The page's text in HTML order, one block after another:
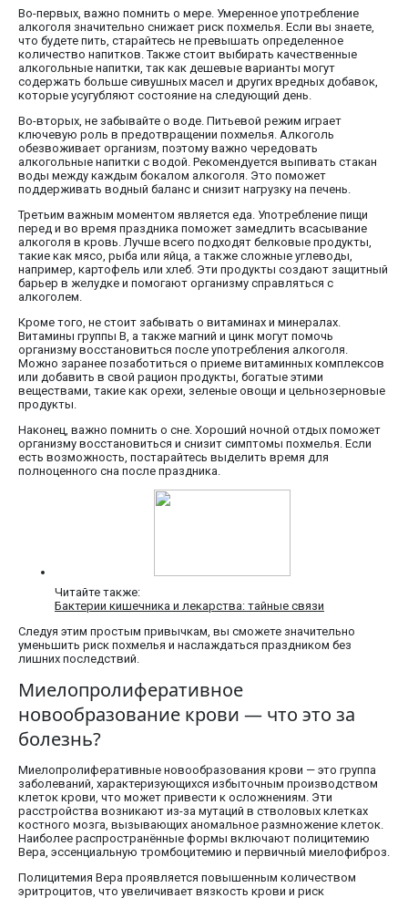
Во-первых, важно помнить о мере. Умеренное употребление
алкоголя значительно снижает риск похмелья. Если вы знаете,
что будете пить, старайтесь не превышать определенное
количество напитков. Также стоит выбирать качественные
алкогольные напитки, так как дешевые варианты могут
содержать больше сивушных масел и других вредных добавок,
которые усугубляют состояние на следующий день.
Во-вторых, не забывайте о воде. Питьевой режим играет
ключевую роль в предотвращении похмелья. Алкоголь
обезвоживает организм, поэтому важно чередовать
алкогольные напитки с водой. Рекомендуется выпивать стакан
воды между каждым бокалом алкоголя. Это поможет
поддерживать водный баланс и снизит нагрузку на печень.
Третьим важным моментом является еда. Употребление пищи
перед и во время праздника поможет замедлить всасывание
алкоголя в кровь. Лучше всего подходят белковые продукты,
такие как мясо, рыба или яйца, а также сложные углеводы,
например, картофель или хлеб. Эти продукты создают защитный
барьер в желудке и помогают организму справляться с
алкоголем.
Кроме того, не стоит забывать о витаминах и минералах.
Витамины группы B, а также магний и цинк могут помочь
организму восстановиться после употребления алкоголя.
Можно заранее позаботиться о приеме витаминных комплексов
или добавить в свой рацион продукты, богатые этими
веществами, такие как орехи, зеленые овощи и цельнозерновые
продукты.
Наконец, важно помнить о сне. Хороший ночной отдых поможет
организму восстановиться и снизит симптомы похмелья. Если
есть возможность, постарайтесь выделить время для
полноценного сна после праздника.
Читайте также:
Бактерии кишечника и лекарства: тайные связи
Следуя этим простым привычкам, вы сможете значительно
уменьшить риск похмелья и наслаждаться праздником без
лишних последствий.
Миелопролиферативное
новообразование крови — что это за
болезнь?
Миелопролиферативные новообразования крови — это группа
заболеваний, характеризующихся избыточным производством
клеток крови, что может привести к осложнениям. Эти
расстройства возникают из-за мутаций в стволовых клетках
костного мозга, вызывающих аномальное размножение клеток.
Наиболее распространённые формы включают полицитемию
Вера, эссенциальную тромбоцитемию и первичный миелофиброз.
Полицитемия Вера проявляется повышенным количеством
эритроцитов, что увеличивает вязкость крови и риск